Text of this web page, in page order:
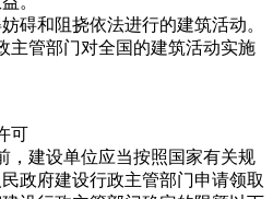
和阻挠依法进行的建筑活动。
管部门对全国的建筑活动实施
可
建设单位应当按照国家有关规
政府建设行政主管部门申请领取